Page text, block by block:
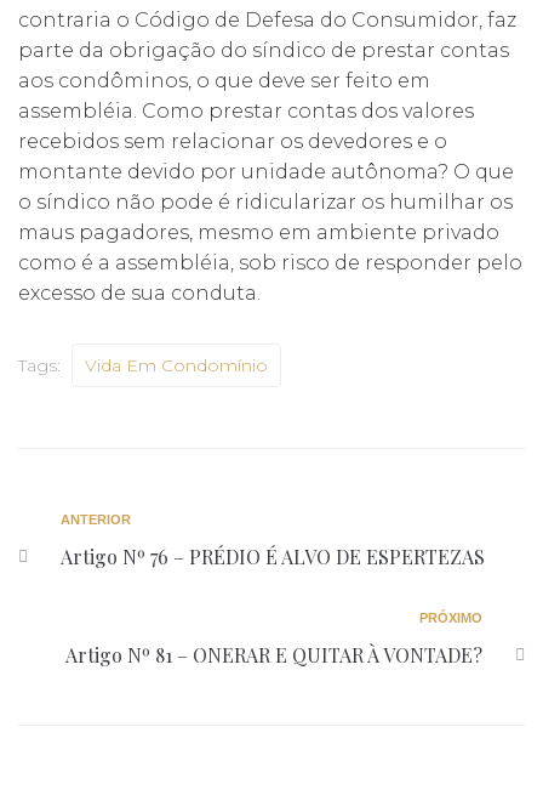
contraria o Código de Defesa do Consumidor, faz
parte da obrigação do síndico de prestar contas
aos condôminos, o que deve ser feito em
assembléia. Como prestar contas dos valores
recebidos sem relacionar os devedores e o
montante devido por unidade autônoma? O que
o síndico não pode é ridicularizar os humilhar os
maus pagadores, mesmo em ambiente privado
como é a assembléia, sob risco de responder pelo
excesso de sua conduta.
Tags: Vida Em Condomínio
ANTERIOR
Artigo Nº 76 – PRÉDIO É ALVO DE ESPERTEZAS
PRÓXIMO
Artigo Nº 81 – ONERAR E QUITAR À VONTADE?